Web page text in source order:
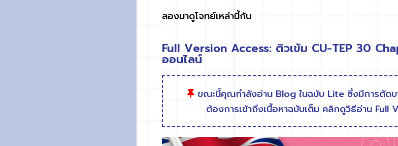
ลองมาดูโจทย์เหล่านี้กัน
Full Version Access: ติวเข้ม CU-TEP 30
ออนไลน์
ขณะนี้คุณกำลังอ่าน Blog ในฉบับ Lite ซึ่งมีการตัดบ
ต้องการเข้าถึงเนื้อหาฉบับเต็ม คลิกดูวิธีอ่าน